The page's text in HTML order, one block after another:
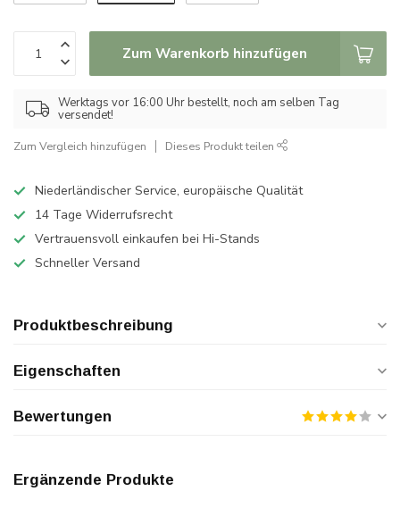
Zum Warenkorb hinzufügen
Werktags vor 16:00 Uhr bestellt, noch am selben Tag
versendet!
Zum Vergleich hinzufügen Dieses Produkt teilen
Niederländischer Service, europäische Qualität
14 Tage Widerrufsrecht
Vertrauensvoll einkaufen bei Hi-Stands
Schneller Versand
Produktbeschreibung
Eigenschaften
Bewertungen
Ergänzende Produkte